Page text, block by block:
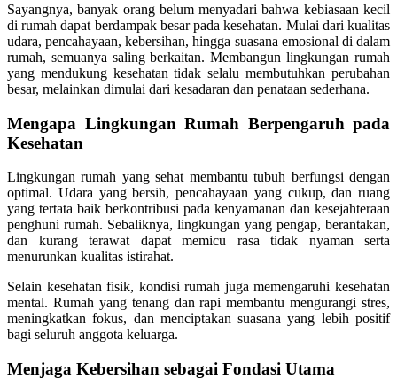
Sayangnya, banyak orang belum menyadari bahwa kebiasaan kecil
di rumah dapat berdampak besar pada kesehatan. Mulai dari kualitas
udara, pencahayaan, kebersihan, hingga suasana emosional di dalam
rumah, semuanya saling berkaitan. Membangun lingkungan rumah
yang mendukung kesehatan tidak selalu membutuhkan perubahan
besar, melainkan dimulai dari kesadaran dan penataan sederhana.
Mengapa Lingkungan Rumah Berpengaruh pada
Kesehatan
Lingkungan rumah yang sehat membantu tubuh berfungsi dengan
optimal. Udara yang bersih, pencahayaan yang cukup, dan ruang
yang tertata baik berkontribusi pada kenyamanan dan kesejahteraan
penghuni rumah. Sebaliknya, lingkungan yang pengap, berantakan,
dan kurang terawat dapat memicu rasa tidak nyaman serta
menurunkan kualitas istirahat.
Selain kesehatan fisik, kondisi rumah juga memengaruhi kesehatan
mental. Rumah yang tenang dan rapi membantu mengurangi stres,
meningkatkan fokus, dan menciptakan suasana yang lebih positif
bagi seluruh anggota keluarga.
Menjaga Kebersihan sebagai Fondasi Utama